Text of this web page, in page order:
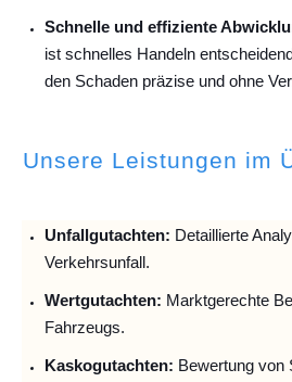
Schnelle und effiziente
ist schnelles Handeln
den Schaden präzise und ohne
Unsere Leistungen im
Unfallgutachten: Detaillierte
Verkehrsunfall.
Wertgutachten: Marktgerechte
Fahrzeugs.
Kaskogutachten: Bewertung von